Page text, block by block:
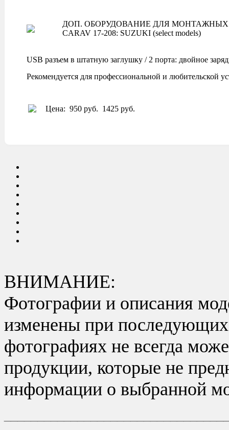
ДОП. ОБОРУДОВАНИЕ ДЛЯ МОНТАЖНЫХ
CARAV 17-208: SUZUKI (select models)
USB разъем в штатную заглушку / 2 порта: двойное
Рекомендуется для профессиональной и любительской
Цена: 950 руб. 1425 руб.
ВНИМАНИЕ:
Фотографии и описания
изменены при последующих
фотографиях не всегда
продукции, которые не
информации о выбранной